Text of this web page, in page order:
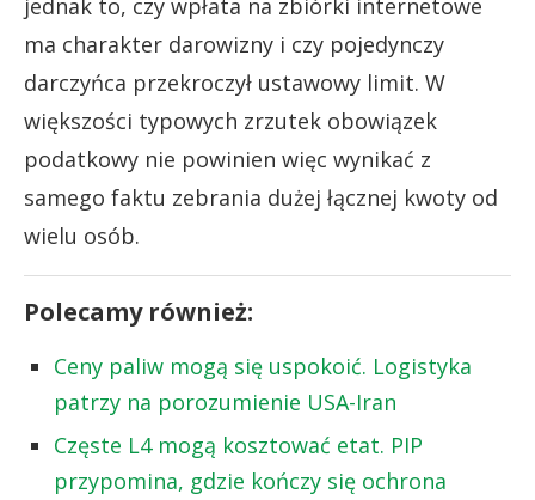
ma charakter darowizny i czy pojedynczy
darczyńca przekroczył ustawowy limit. W
większości typowych zrzutek obowiązek
podatkowy nie powinien więc wynikać z
samego faktu zebrania dużej łącznej kwoty od
wielu osób.
Polecamy również:
Ceny paliw mogą się uspokoić. Logistyka
patrzy na porozumienie USA-Iran
Częste L4 mogą kosztować etat. PIP
przypomina, gdzie kończy się ochrona